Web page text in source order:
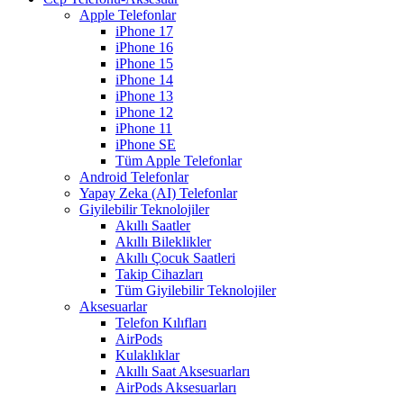
Apple Telefonlar
iPhone 17
iPhone 16
iPhone 15
iPhone 14
iPhone 13
iPhone 12
iPhone 11
iPhone SE
Tüm Apple Telefonlar
Android Telefonlar
Yapay Zeka (AI) Telefonlar
Giyilebilir Teknolojiler
Akıllı Saatler
Akıllı Bileklikler
Akıllı Çocuk Saatleri
Takip Cihazları
Tüm Giyilebilir Teknolojiler
Aksesuarlar
Telefon Kılıfları
AirPods
Kulaklıklar
Akıllı Saat Aksesuarları
AirPods Aksesuarları